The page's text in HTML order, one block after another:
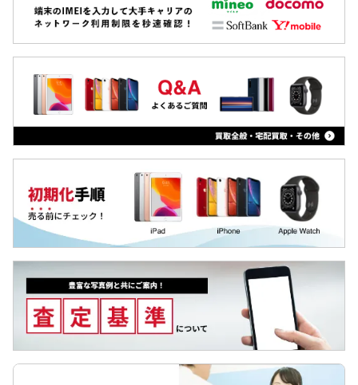
MacBook
iPad
Qua tab
dtab
MediaPad
LAVIE Tab
YOGA Tab
Surface
Galaxyタブ
Pixel Tab